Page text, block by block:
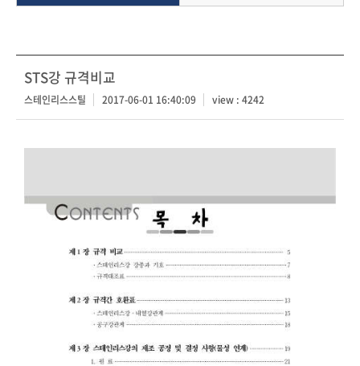
STS강 규격비교
스테인리스스틸 2017-06-01 16:40:09 view : 4242